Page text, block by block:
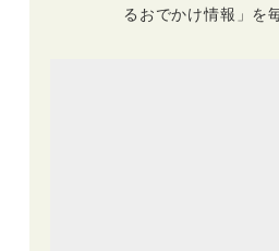
るおでかけ情報」を